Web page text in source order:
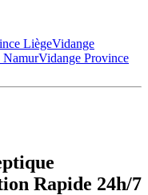
LiègeVidange
NamurVidange Province
Rapide 24h/7